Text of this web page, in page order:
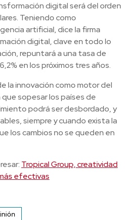
digital será del orden
Teniendo como
artificial, dice la firma
digital, clave en todo lo
repuntará a una tasa de
en los próximos tres años.
la innovación como motor del
sopesar los países de
podrá ser desbordado, y
siempre y cuando exista la
los cambios no se queden en
Tropical Group, creatividad
efectivas